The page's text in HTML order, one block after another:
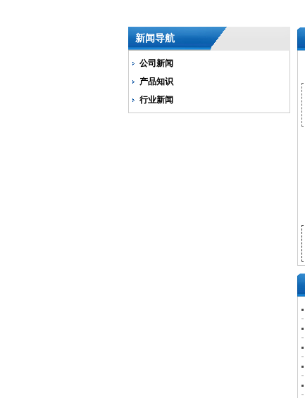
新闻导航
公司新闻
产品知识
行业新闻